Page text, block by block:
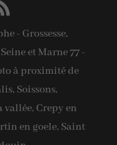
- Grossesse,
et Marne 77 -
à proximité de
Soissons,
Crepy en
en goele, Saint